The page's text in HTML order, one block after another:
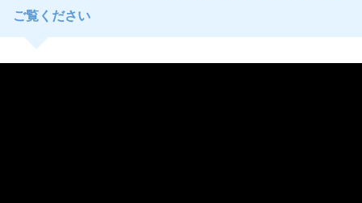
ご覧ください